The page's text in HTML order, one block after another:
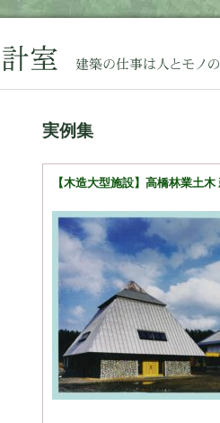
実例集
【木造大型施設】高橋林業土